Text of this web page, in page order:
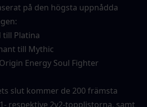
på den högsta uppnådda
Platina
till Mythic
Energy Soul Fighter
slut kommer de 200 främsta
respektive 2v2-topplistorna, samt